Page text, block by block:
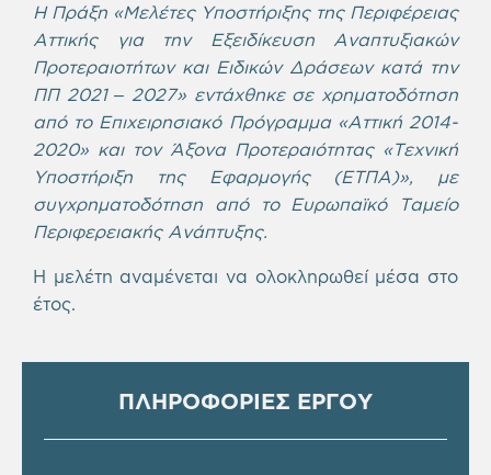
Η Πράξη «Μελέτες Υποστήριξης της Περιφέρειας
Αττικής για την Εξειδίκευση Αναπτυξιακών
Προτεραιοτήτων και Ειδικών Δράσεων κατά την
ΠΠ 2021 – 2027» εντάχθηκε σε χρηματοδότηση
από το Επιχειρησιακό Πρόγραμμα «Αττική 2014-
2020» και τον Άξονα Προτεραιότητας «Τεχνική
Υποστήριξη της Εφαρμογής (ΕΤΠΑ)», με
συγχρηματοδότηση από το Ευρωπαϊκό Ταμείο
Περιφερειακής Ανάπτυξης.
Η μελέτη αναμένεται να ολοκληρωθεί μέσα στο
έτος.
ΠΛΗΡΟΦΟΡΙΕΣ ΕΡΓΟΥ